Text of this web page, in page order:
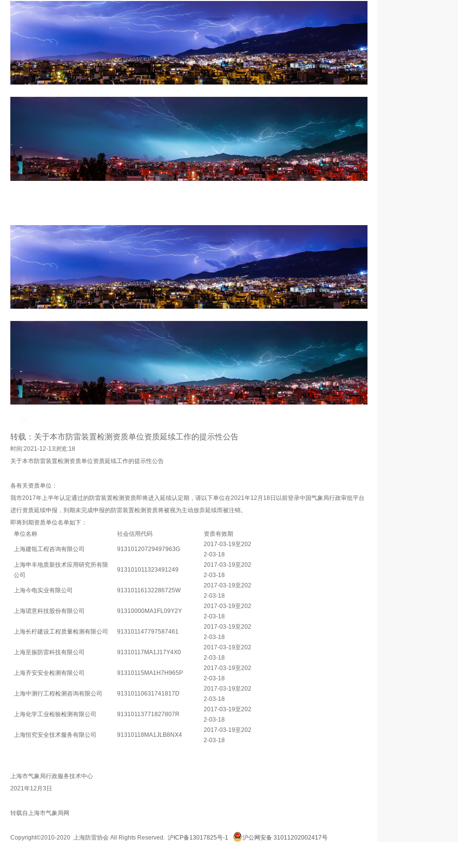
转载：关于本市防雷装置检测资质单位资质延续工作的提示性公告
时间:2021-12-13浏览:18
关于本市防雷装置检测资质单位资质延续工作的提示性公告
各有关资质单位：
我市2017年上半年认定通过的防雷装置检测资质即将进入延续认定期，请以下单位在2021年12月18日以前登录中国气象局行政审批平台
进行资质延续申报，到期未完成申报的防雷装置检测资质将被视为主动放弃延续而被注销。
即将到期资质单位名单如下：
单位名称
社会信用代码 资质有效期
上海建瓴工程咨询有限公司 91310120729497963G
2017-03-19至202
2-03-18
上海申丰地质新技术应用研究所有限
公司
913101011323491249
2017-03-19至202
2-03-18
上海今电实业有限公司 91310116132286725W
2017-03-19至202
2-03-18
上海珺意科技股份有限公司 91310000MA1FL09Y2Y
2017-03-19至202
2-03-18
上海长柠建设工程质量检测有限公司 913101147797587461
2017-03-19至202
2-03-18
上海至振防雷科技有限公司 91310117MA1J17Y4X0
2017-03-19至202
2-03-18
上海齐安安全检测有限公司 91310115MA1H7H965P
2017-03-19至202
2-03-18
上海中测行工程检测咨询有限公司 91310110631741817D
2017-03-19至202
2-03-18
上海化学工业检验检测有限公司 91310113771827807R
2017-03-19至202
2-03-18
上海恒究安全技术服务有限公司 91310118MA1JLB8NX4
2017-03-19至202
2-03-18
上海市气象局行政服务技术中心
2021年12月3日
转载自上海市气象局网
Copyright©2010-2020 上海防雷协会 All Rights Reserved. 沪ICP备13017825号-1 沪公网安备 31011202002417号